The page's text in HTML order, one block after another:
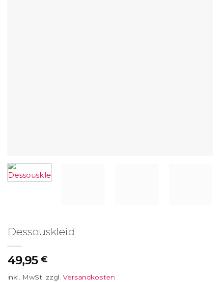
Dessouskleid
49,95 €
inkl. MwSt. zzgl. Versandkosten